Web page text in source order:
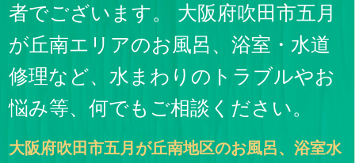
者でございます。 大阪府吹田市五月
が丘南エリアのお風呂、浴室・水道
修理など、水まわりのトラブルやお
悩み等、何でもご相談ください。
大阪府吹田市五月が丘南地区のお風呂、浴室水